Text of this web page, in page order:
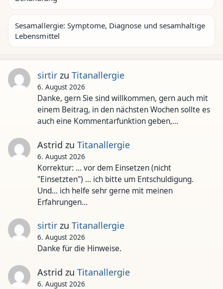
Sesamallergie: Symptome, Diagnose und sesamhaltige
Lebensmittel
sirtirzu Titanallergie
6. August 2026
Danke, gern Sie sind willkommen, gern auch mit
einem Beitrag, in den nächsten Wochen sollte es
auch eine Kommentarfunktion geben,…
Astrid zu Titanallergie
6. August 2026
Korrektur: ... vor dem Einsetzen (nicht
"Einsetzten") ... ich bitte um Entschuldigung.
Und... ich helfe sehr gerne mit meinen
Erfahrungen…
sirtirzu Titanallergie
6. August 2026
Danke für die Hinweise.
Astrid zu Titanallergie
6. August 2026